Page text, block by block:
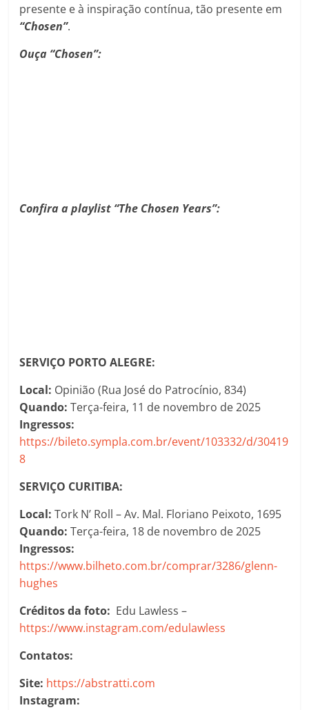
presente e à inspiração contínua, tão presente em
“Chosen”.
Ouça “Chosen”:
Confira a playlist “The Chosen Years”:
SERVIÇO PORTO ALEGRE:
Local: Opinião (Rua José do Patrocínio, 834)
Quando:Terça-feira, 11 de novembro de 2025
Ingressos:
https://bileto.sympla.com.br/event/103332/d/30419
8
SERVIÇO CURITIBA:
Local: Tork N’ Roll – Av. Mal. Floriano Peixoto, 1695
Quando:Terça-feira, 18 de novembro de 2025
Ingressos:
https://www.bilheto.com.br/comprar/3286/glenn-
hughes
Créditos da foto: Edu Lawless –
https://www.instagram.com/edulawless
Contatos:
Site: https://abstratti.com
Instagram: